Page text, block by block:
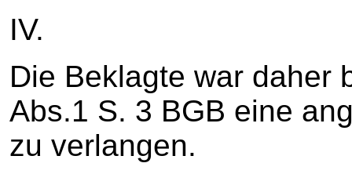
IV.
Die Beklagte war daher
Abs.1 S. 3 BGB eine
zu verlangen.